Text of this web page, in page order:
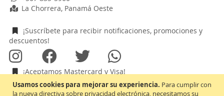
Usamos cookies para mejorar su experiencia. Para cumplir con
la nueva directiva sobre privacidad electrónica, necesitamos su
La Chorrera, Panamá Oeste
¡Suscríbete para recibir notificaciones, promociones y
descuentos!
¡Aceptamos Mastercard y Visa!